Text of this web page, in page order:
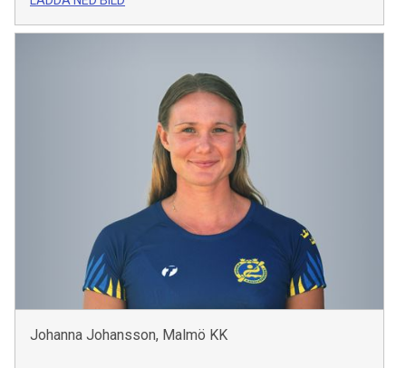
Johanna Johansson, Malmö KK